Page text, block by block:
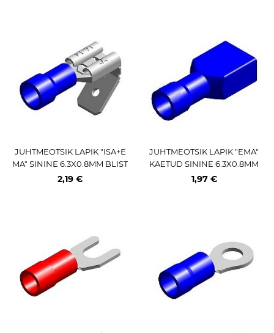
JUHTMEOTSIK LAPIK "ISA+E
MA" SININE 6.3X0.8MM BLIST
ER 10TK M+
2,19 €
JUHTMEOTSIK LAPIK "EMA"
KAETUD SININE 6.3X0.8MM
BLISTER 10TK M+
1,97 €